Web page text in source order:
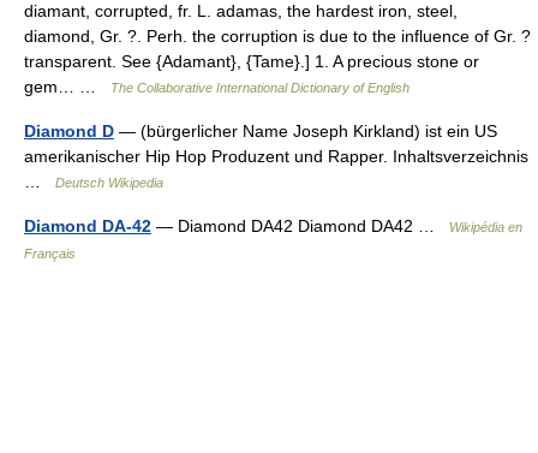
diamant, corrupted, fr. L. adamas, the hardest iron, steel,
diamond, Gr. ?. Perh. the corruption is due to the influence of Gr. ?
transparent. See {Adamant}, {Tame}.] 1. A precious stone or
gem… …
The Collaborative International Dictionary of English
Diamond D — (bürgerlicher Name Joseph Kirkland) ist ein US
amerikanischer Hip Hop Produzent und Rapper. Inhaltsverzeichnis
Deutsch Wikipedia
Diamond DA-42 — Diamond DA42 Diamond DA42 …
Wikipédia en
Français